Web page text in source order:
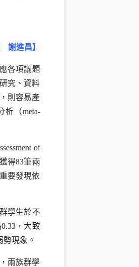
謝進昌】
各項議題
究、資料
則容易產
析（meta-
of
得83筆兩
要發現依
學生於不
，大致
現象。
兩族群學